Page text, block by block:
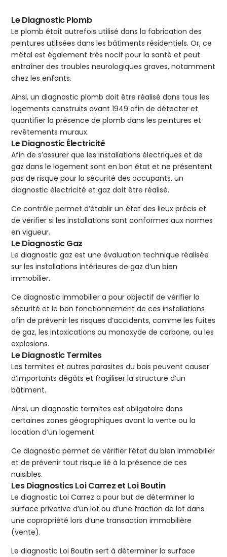
Le Diagnostic Plomb
Le plomb était autrefois utilisé dans la fabrication des
peintures utilisées dans les bâtiments résidentiels. Or, ce
métal est également très nocif pour la santé et peut
entraîner des troubles neurologiques graves, notamment
chez les enfants.
Ainsi, un diagnostic plomb doit être réalisé dans tous les
logements construits avant 1949 afin de détecter et
quantifier la présence de plomb dans les peintures et
revêtements muraux.
Le Diagnostic Électricité
Afin de s’assurer que les installations électriques et de
gaz dans le logement sont en bon état et ne présentent
pas de risque pour la sécurité des occupants, un
diagnostic électricité et gaz doit être réalisé.
Ce contrôle permet d’établir un état des lieux précis et
de vérifier si les installations sont conformes aux normes
en vigueur.
Le Diagnostic Gaz
Le diagnostic gaz est une évaluation technique réalisée
sur les installations intérieures de gaz d’un bien
immobilier.
Ce diagnostic immobilier a pour objectif de vérifier la
sécurité et le bon fonctionnement de ces installations
afin de prévenir les risques d’accidents, comme les fuites
de gaz, les intoxications au monoxyde de carbone, ou les
explosions.
Le Diagnostic Termites
Les termites et autres parasites du bois peuvent causer
d’importants dégâts et fragiliser la structure d’un
bâtiment.
Ainsi, un diagnostic termites est obligatoire dans
certaines zones géographiques avant la vente ou la
location d’un logement.
Ce diagnostic permet de vérifier l’état du bien immobilier
et de prévenir tout risque lié à la présence de ces
nuisibles.
Les Diagnostics Loi Carrez et Loi Boutin
Le diagnostic Loi Carrez a pour but de déterminer la
surface privative d’un lot ou d’une fraction de lot dans
une copropriété lors d’une transaction immobilière
(vente).
Le diagnostic Loi Boutin sert à déterminer la surface